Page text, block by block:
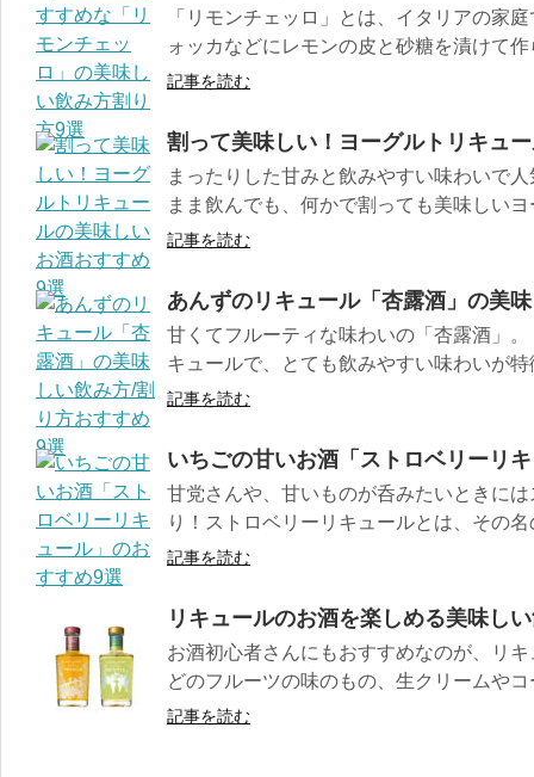
「リモンチェッロ」とは、イタリアの家
ォッカなどにレモンの皮と砂糖を漬けて
記事を読む
割って美味しい！ヨーグルトリキュ
まったりした甘みと飲みやすい味わいで
まま飲んでも、何かで割っても美味しい
記事を読む
あんずのリキュール「杏露酒」の美
甘くてフルーティな味わいの「杏露酒」
キュールで、とても飲みやすい味わいが
記事を読む
いちごの甘いお酒「ストロベリーリ
甘党さんや、甘いものが呑みたいときに
り！ストロベリーリキュールとは、その
記事を読む
リキュールのお酒を楽しめる美味し
お酒初心者さんにもおすすめなのが、リ
どのフルーツの味のもの、生クリームや
記事を読む